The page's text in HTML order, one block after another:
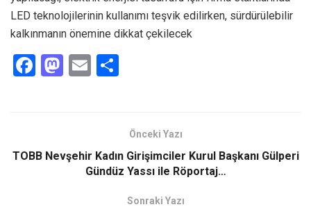
LED teknolojilerinin kullanımı teşvik edilirken, sürdürülebilir
kalkınmanın önemine dikkat çekilecek
F
o
M
d
E
Önceki Yazı
TOBB Nevşehir Kadın Girişimciler Kurul Başkanı Gülperi
Gündüz Yassı ile Röportaj…
Sonraki Yazı